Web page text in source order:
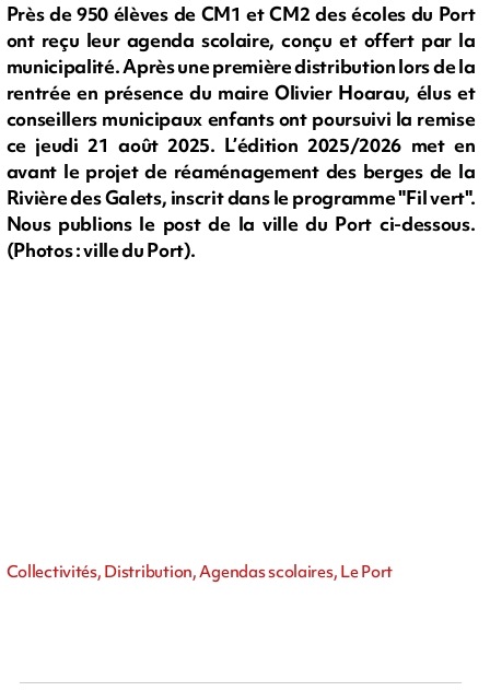
Près de 950 élèves de CM1 et CM2 des écoles du Port
ont reçu leur agenda scolaire, conçu et offert par la
municipalité. Après une première distribution lors de la
rentrée en présence du maire Olivier Hoarau, élus et
conseillers municipaux enfants ont poursuivi la remise
ce jeudi 21 août 2025. L’édition 2025/2026 met en
avant le projet de réaménagement des berges de la
Rivière des Galets, inscrit dans le programme "Fil vert".
Nous publions le post de la ville du Port ci-dessous.
(Photos : ville du Port).
Collectivités, Distribution, Agendas scolaires, Le Port